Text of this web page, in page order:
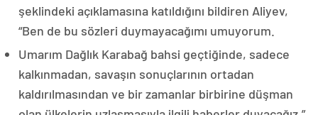
şeklindeki açıklamasına katıldığını bildiren Aliyev,
“Ben de bu sözleri duymayacağımı umuyorum.
Umarım Dağlık Karabağ bahsi geçtiğinde, sadece
kalkınmadan, savaşın sonuçlarının ortadan
kaldırılmasından ve bir zamanlar birbirine düşman